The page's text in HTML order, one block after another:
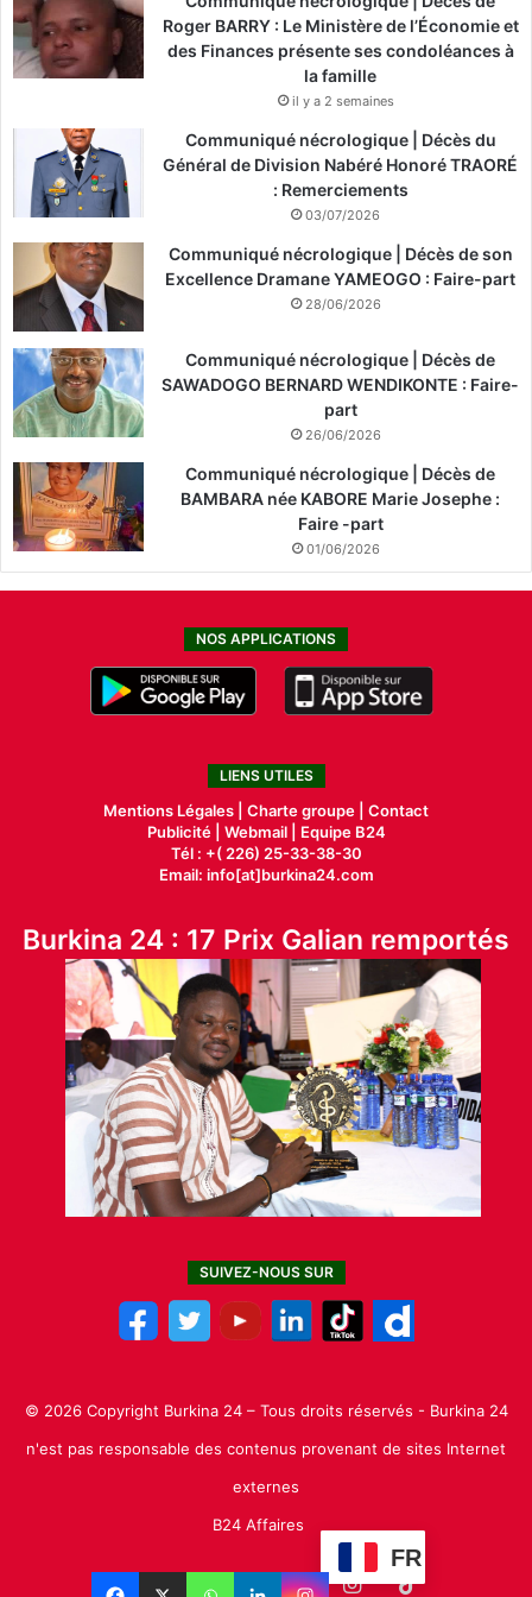
Roger BARRY : Le Ministère de l’Économie et
des Finances présente ses condoléances à
la famille
il y a 2 semaines
Communiqué nécrologique | Décès du
Général de Division Nabéré Honoré TRAORÉ
: Remerciements
03/07/2026
Communiqué nécrologique | Décès de son
Excellence Dramane YAMEOGO : Faire-part
28/06/2026
Communiqué nécrologique | Décès de
SAWADOGO BERNARD WENDIKONTE : Faire-
part
26/06/2026
Communiqué nécrologique | Décès de
BAMBARA née KABORE Marie Josephe :
Faire -part
01/06/2026
NOS APPLICATIONS
LIENS UTILES
Mentions Légales | Charte groupe | Contact
Publicité| Webmail |
Equipe B24
Tél : +( 226) 25-33-38-30
Email: info[at]burkina24.com
Burkina 24 : 17 Prix Galian remportés
SUIVEZ-NOUS SUR
© 2026 Copyright Burkina 24 – Tous droits réservés - Burkina 24
n'est pas responsable des contenus provenant de sites Internet
externes
B24 Affaires
FR
Facebook LinkedinYouTubeInstagram
TikTok